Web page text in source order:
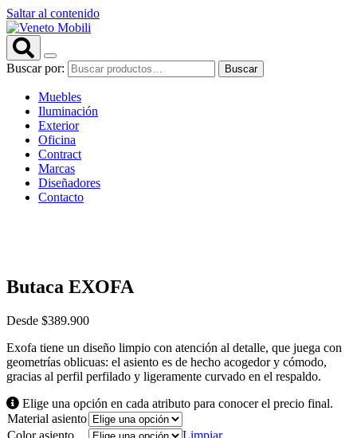
Saltar al contenido
Buscar por: Buscar
Muebles
Iluminación
Exterior
Oficina
Contract
Marcas
Diseñadores
Contacto
Butaca EXOFA
Desde $389.900
Exofa tiene un diseño limpio con atención al detalle, que juega con
geometrías oblicuas: el asiento es de hecho acogedor y cómodo,
gracias al perfil perfilado y ligeramente curvado en el respaldo.
Elige una opción en cada atributo para conocer el precio final.
Material asiento
Color asiento
Limpiar